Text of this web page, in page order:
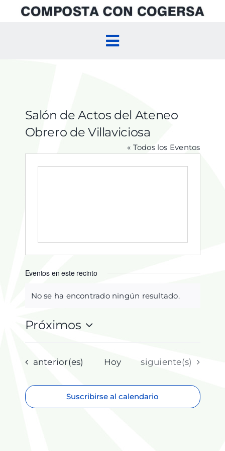
Toggle
Compostaje Comunitario
Salón de Actos del Ateneo
Obrero de Villaviciosa
« Todos los Eventos
Eventos en este recinto
Aviso
No se ha encontrado ningún resultado.
Próximos
fecha.
Eventos
anterior(es) Hoy Eventos
siguiente(s)
Suscribirse al calendario